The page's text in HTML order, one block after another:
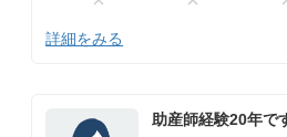
詳細をみる
助産師経験20年で